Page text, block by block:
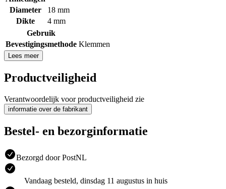
Diameter
18 mm
Dikte
4 mm
Gebruik
Bevestigingsmethode Klemmen
Lees meer
Productveiligheid
Verantwoordelijk voor productveiligheid zie
informatie over de fabrikant
Bestel- en bezorginformatie
Bezorgd door PostNL
Vandaag besteld, dinsdag 11 augustus in huis